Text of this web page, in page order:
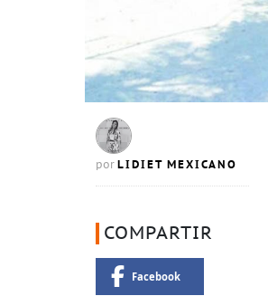
por LIDIET MEXICANO
COMPARTIR
Facebook